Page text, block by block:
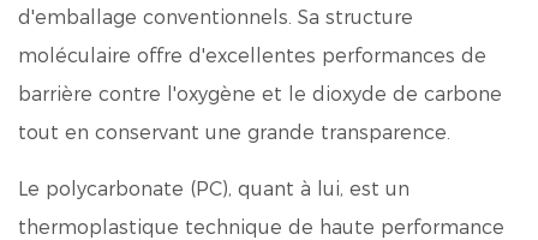
d'emballage conventionnels. Sa structure
moléculaire offre d'excellentes performances de
barrière contre l'oxygène et le dioxyde de carbone
tout en conservant une grande transparence.
Le polycarbonate (PC), quant à lui, est un
thermoplastique technique de haute performance